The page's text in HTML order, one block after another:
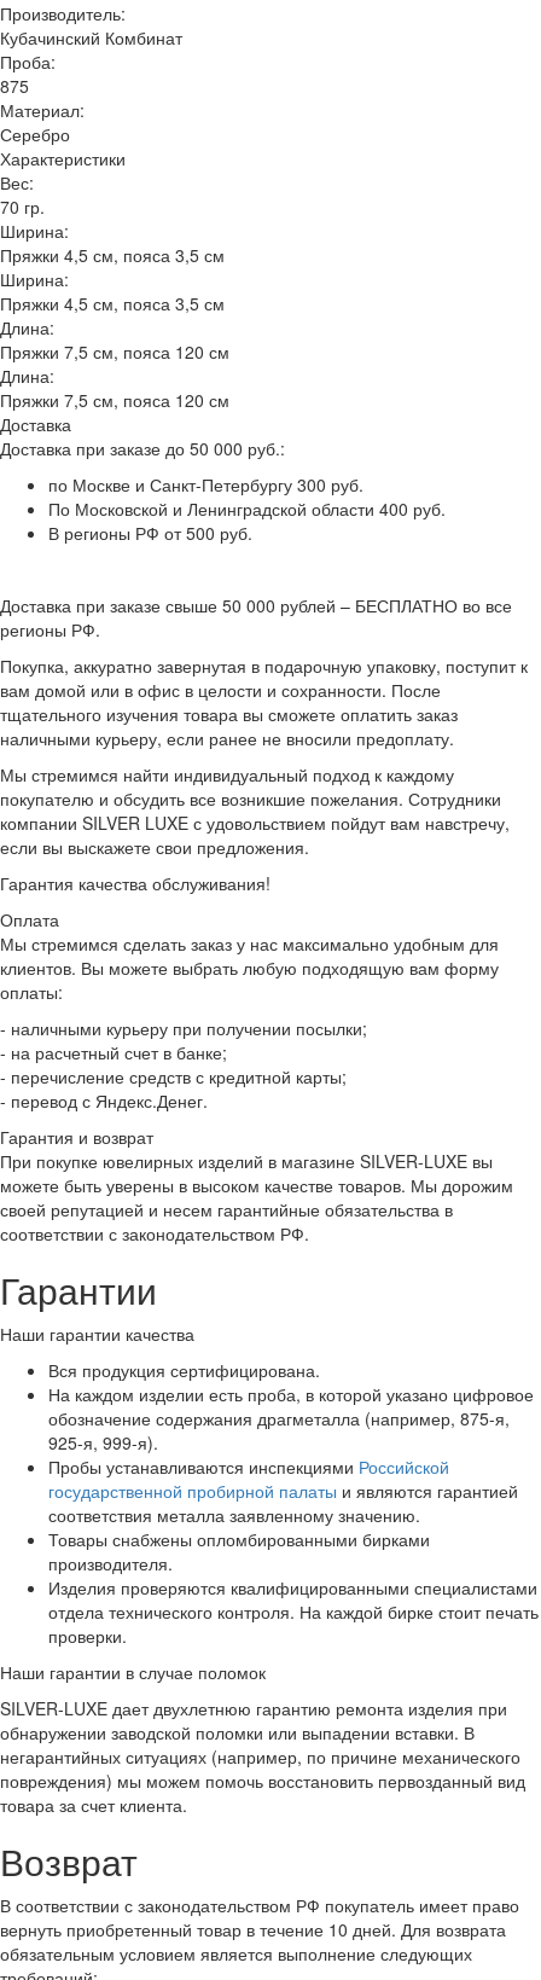
Производитель:
Кубачинский Комбинат
Проба:
875
Материал:
Серебро
Характеристики
Вес:
70 гр.
Ширина:
Пряжки 4,5 см, пояса 3,5 см
Ширина:
Пряжки 4,5 см, пояса 3,5 см
Длина:
Пряжки 7,5 см, пояса 120 см
Длина:
Пряжки 7,5 см, пояса 120 см
Доставка
Доставка при заказе до 50 000 руб.:
по Москве и Санкт-Петербургу 300 руб.
По Московской и Ленинградской области 400 руб.
В регионы РФ от 500 руб.
Доставка при заказе свыше 50 000 рублей – БЕСПЛАТНО во все
регионы РФ.
Покупка, аккуратно завернутая в подарочную упаковку, поступит к
вам домой или в офис в целости и сохранности. После
тщательного изучения товара вы сможете оплатить заказ
наличными курьеру, если ранее не вносили предоплату.
Мы стремимся найти индивидуальный подход к каждому
покупателю и обсудить все возникшие пожелания. Сотрудники
компании SILVER LUXE с удовольствием пойдут вам навстречу,
если вы выскажете свои предложения.
Гарантия качества обслуживания!
Оплата
Мы стремимся сделать заказ у нас максимально удобным для
клиентов. Вы можете выбрать любую подходящую вам форму
оплаты:
- наличными курьеру при получении посылки;
- на расчетный счет в банке;
- перечисление средств с кредитной карты;
- перевод с Яндекс.Денег.
Гарантия и возврат
При покупке ювелирных изделий в магазине SILVER-LUXE вы
можете быть уверены в высоком качестве товаров. Мы дорожим
своей репутацией и несем гарантийные обязательства в
соответствии с законодательством РФ.
Гарантии
Наши гарантии качества
Вся продукция сертифицирована.
На каждом изделии есть проба, в которой указано цифровое
обозначение содержания драгметалла (например, 875-я,
925-я, 999-я).
Пробы устанавливаются инспекциями Российской
государственной пробирной палаты и являются гарантией
соответствия металла заявленному значению.
Товары снабжены опломбированными бирками
производителя.
Изделия проверяются квалифицированными специалистами
отдела технического контроля. На каждой бирке стоит печать
проверки.
Наши гарантии в случае поломок
SILVER-LUXE дает двухлетнюю гарантию ремонта изделия при
обнаружении заводской поломки или выпадении вставки. В
негарантийных ситуациях (например, по причине механического
повреждения) мы можем помочь восстановить первозданный вид
товара за счет клиента.
Возврат
В соответствии с законодательством РФ покупатель имеет право
вернуть приобретенный товар в течение 10 дней. Для возврата
обязательным условием является выполнение следующих